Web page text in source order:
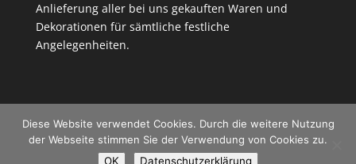
Anlieferung aller bei uns gekauften Waren und
Dekorationen für sämtliche festliche
Angelegenheiten.
Diese Website verwendet Cookies. Durch die weitere Nutzung
der Webseite stimmen Sie der Verwendung von Cookies zu.
OK
Datenschutzerklärung